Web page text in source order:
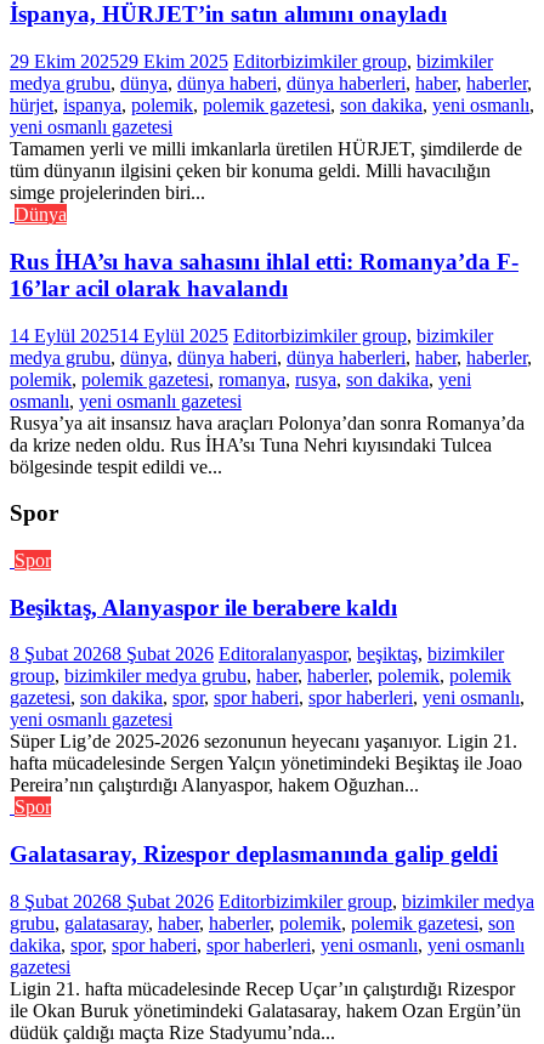
İspanya, HÜRJET’in satın alımını onayladı
29 Ekim 202529 Ekim 2025 Editorbizimkiler group, bizimkiler
medya grubu, dünya, dünya haberi, dünya haberleri, haber, haberler,
hürjet, ispanya, polemik, polemik gazetesi, son dakika, yeni osmanlı,
yeni osmanlı gazetesi
Tamamen yerli ve milli imkanlarla üretilen HÜRJET, şimdilerde de
tüm dünyanın ilgisini çeken bir konuma geldi. Milli havacılığın
simge projelerinden biri...
Dünya
Rus İHA’sı hava sahasını ihlal etti: Romanya’da F-
16’lar acil olarak havalandı
14 Eylül 202514 Eylül 2025 Editorbizimkiler group, bizimkiler
medya grubu, dünya, dünya haberi, dünya haberleri, haber, haberler,
polemik, polemik gazetesi, romanya, rusya, son dakika, yeni
osmanlı, yeni osmanlı gazetesi
Rusya’ya ait insansız hava araçları Polonya’dan sonra Romanya’da
da krize neden oldu. Rus İHA’sı Tuna Nehri kıyısındaki Tulcea
bölgesinde tespit edildi ve...
Spor
Spor
Beşiktaş, Alanyaspor ile berabere kaldı
8 Şubat 20268 Şubat 2026 Editoralanyaspor, beşiktaş, bizimkiler
group, bizimkiler medya grubu, haber, haberler, polemik, polemik
gazetesi, son dakika, spor, spor haberi, spor haberleri, yeni osmanlı,
yeni osmanlı gazetesi
Süper Lig’de 2025-2026 sezonunun heyecanı yaşanıyor. Ligin 21.
hafta mücadelesinde Sergen Yalçın yönetimindeki Beşiktaş ile Joao
Pereira’nın çalıştırdığı Alanyaspor, hakem Oğuzhan...
Spor
Galatasaray, Rizespor deplasmanında galip geldi
8 Şubat 20268 Şubat 2026 Editorbizimkiler group, bizimkiler medya
grubu, galatasaray, haber, haberler, polemik, polemik gazetesi, son
dakika, spor, spor haberi, spor haberleri, yeni osmanlı, yeni osmanlı
gazetesi
Ligin 21. hafta mücadelesinde Recep Uçar’ın çalıştırdığı Rizespor
ile Okan Buruk yönetimindeki Galatasaray, hakem Ozan Ergün’ün
düdük çaldığı maçta Rize Stadyumu’nda...